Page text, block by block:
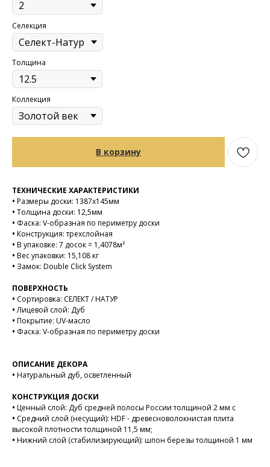
Селекция
Толщина
Коллекция
В корзину
ТЕХНИЧЕСКИЕ ХАРАКТЕРИСТИКИ
• Размеры доски: 1387х145мм
• Толщина доски: 12,5мм
• Фаска: V-образная по периметру доски
• Конструкция: трехслойная
• В упаковке: 7 досок = 1,4078м²
• Вес упаковки: 15,108 кг
• Замок: Double Click System
ПОВЕРХНОСТЬ
• Сортировка: СЕЛЕКТ / НАТУР
•Лицевой слой: Дуб
• Покрытие: UV-масло
• Фаска: V-образная по периметру доски
ОПИСАНИЕ ДЕКОРА
• Натуральный дуб, осветленный
КОНСТРУКЦИЯ ДОСКИ
• Ценный слой: Дуб средней полосы России толщиной 2 мм с
• Средний слой (несущий): HDF - древесноволокнистая плита
высокой плотности толщиной 11,5 мм;
• Нижний слой (стабилизирующий): шпон березы толщиной 1 мм